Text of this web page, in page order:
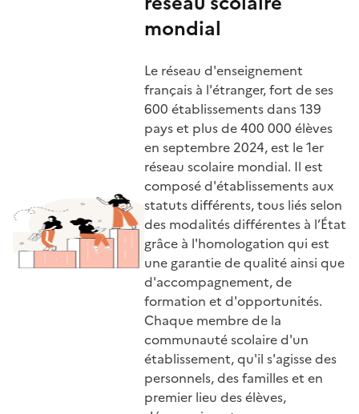
mondial
Le réseau d'enseignement
français à l'étranger, fort de ses
600 établissements dans 139
pays et plus de 400 000 élèves
en septembre 2024, est le 1er
réseau scolaire mondial. Il est
composé d'établissements aux
statuts différents, tous liés selon
des modalités différentes à l’État
grâce à l'homologation qui est
une garantie de qualité ainsi que
d'accompagnement, de
formation et d'opportunités.
Chaque membre de la
communauté scolaire d'un
établissement, qu'il s'agisse des
personnels, des familles et en
premier lieu des élèves,